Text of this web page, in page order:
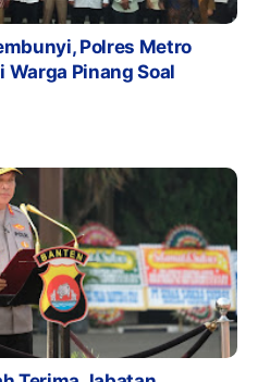
Polres Metro
Warga Pinang Soal